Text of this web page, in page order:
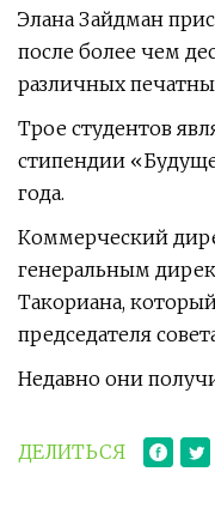
Элана Зайдман
после более чем
различных
Трое студентов
стипендии
года.
Коммерческий
генеральным
Такориана,
председателя
Недавно они
ДЕЛИТЬСЯ